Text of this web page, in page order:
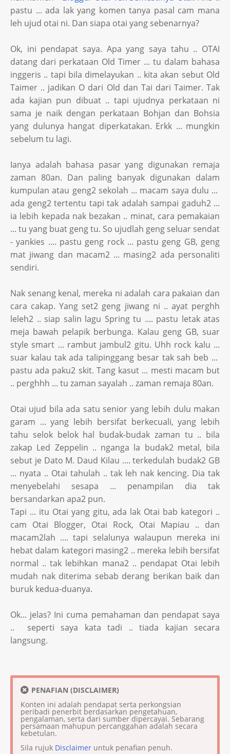
pastu ... ada lak yang komen tanya pasal cam mana
leh ujud otai ni. Dan siapa otai yang sebenarnya?
Ok, ini pendapat saya. Apa yang saya tahu .. OTAI
datang dari perkataan Old Timer ... tu dalam bahasa
inggeris .. tapi bila dimelayukan .. kita akan sebut Old
Taimer .. jadikan O dari Old dan Tai dari Taimer. Tak
ada kajian pun dibuat .. tapi ujudnya perkataan ni
sama je naik dengan perkataan Bohjan dan Bohsia
yang dulunya hangat diperkatakan. Erkk ... mungkin
sebelum tu lagi.
Ianya adalah bahasa pasar yang digunakan remaja
zaman 80an. Dan paling banyak digunakan dalam
kumpulan atau geng2 sekolah ... macam saya dulu ...
ada geng2 tertentu tapi tak adalah sampai gaduh2 ...
ia lebih kepada nak bezakan .. minat, cara pemakaian
... tu yang buat geng tu. So ujudlah geng seluar sendat
- yankies .... pastu geng rock ... pastu geng GB, geng
mat jiwang dan macam2 ... masing2 ada personaliti
sendiri.
Nak senang kenal, mereka ni adalah cara pakaian dan
cara cakap. Yang set2 geng jiwang ni .. ayat perghh
leleh2 .. siap salin lagu Spring tu .... pastu letak atas
meja bawah pelapik berbunga. Kalau geng GB, suar
style smart ... rambut jambul2 gitu. Uhh rock kalu ...
suar kalau tak ada talipinggang besar tak sah beb ...
pastu ada paku2 skit. Tang kasut ... mesti macam but
.. perghhh ... tu zaman sayalah .. zaman remaja 80an.
Otai ujud bila ada satu senior yang lebih dulu makan
garam ... yang lebih bersifat berkecuali, yang lebih
tahu selok belok hal budak-budak zaman tu .. bila
zakap Led Zeppelin .. nganga la budak2 metal, bila
sebut je Dato M. Daud Kilau .... terkedulah budak2 GB
... nyata .. Otai tahulah .. tak leh nak kencing. Dia tak
menyebelahi sesapa ... penampilan dia tak
bersandarkan apa2 pun.
Tapi ... itu Otai yang gitu, ada lak Otai bab kategori ..
cam Otai Blogger, Otai Rock, Otai Mapiau .. dan
macam2lah .... tapi selalunya walaupun mereka ini
hebat dalam kategori masing2 .. mereka lebih bersifat
normal .. tak lebihkan mana2 .. pendapat Otai lebih
mudah nak diterima sebab derang berikan baik dan
buruk kedua-duanya.
Ok... jelas? Ini cuma pemahaman dan pendapat saya
.. seperti saya kata tadi .. tiada kajian secara
langsung.
PENAFIAN (DISCLAIMER)
Konten ini adalah pendapat serta perkongsian
peribadi penerbit berdasarkan pengetahuan,
pengalaman, serta dari sumber dipercayai. Sebarang
persamaan mahupun percanggahan adalah secara
kebetulan.
Sila rujuk Disclaimer untuk penafian penuh.